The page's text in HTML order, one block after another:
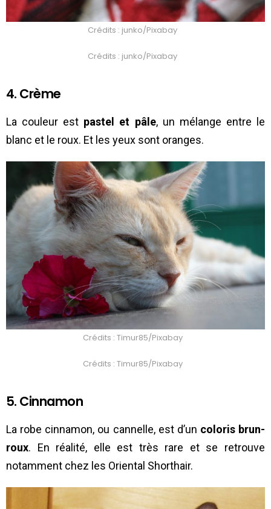
Crédits : junko/Pixabay
Crédits : junko/Pixabay
4. Crème
La couleur est pastel et pâle, un mélange entre le
blanc et le roux. Et les yeux sont oranges.
Crédits : Timur85/Pixabay
Crédits : Timur85/Pixabay
5. Cinnamon
La robe cinnamon, ou cannelle, est d’un coloris brun-
roux. En réalité, elle est très rare et se retrouve
notamment chez les Oriental Shorthair.